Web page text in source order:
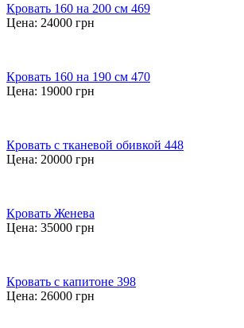
Кровать 160 на 200 см 469
Цена: 24000 грн
Кровать 160 на 190 см 470
Цена: 19000 грн
Кровать с тканевой обивкой 448
Цена: 20000 грн
Кровать Женева
Цена: 35000 грн
Кровать с капитоне 398
Цена: 26000 грн